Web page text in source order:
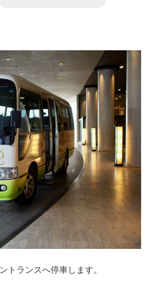
トランスへ停車します。